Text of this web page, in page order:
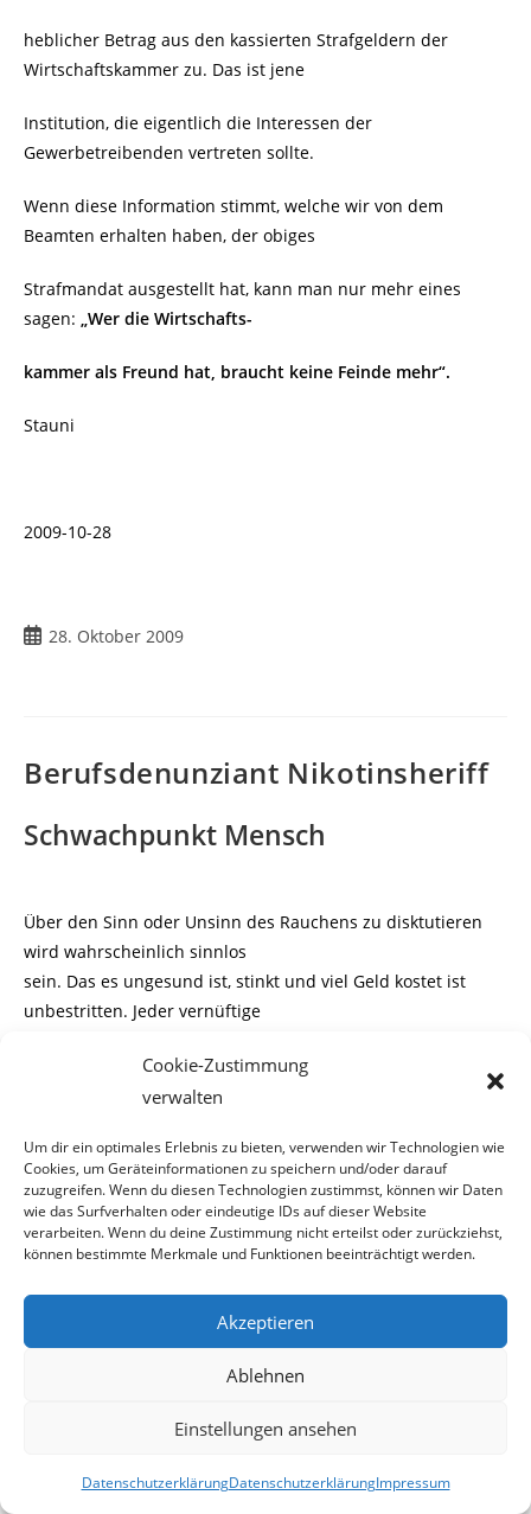
Cookie-Zustimmung
verwalten
Um dir ein optimales Erlebnis zu bieten, verwenden wir Technologien wie
Cookies, um Geräteinformationen zu speichern und/oder darauf
zuzugreifen. Wenn du diesen Technologien zustimmst, können wir Daten
wie das Surfverhalten oder eindeutige IDs auf dieser Website
verarbeiten. Wenn du deine Zustimmung nicht erteilst oder zurückziehst,
können bestimmte Merkmale und Funktionen beeinträchtigt werden.
Akzeptieren
Ablehnen
Einstellungen ansehen
DatenschutzerklärungDatenschutzerklärungImpressum
heblicher Betrag aus den kassierten Strafgeldern der
Wirtschaftskammer zu. Das ist jene
Institution, die eigentlich die Interessen der
Gewerbetreibenden vertreten sollte.
Wenn diese Information stimmt, welche wir von dem
Beamten erhalten haben, der obiges
Strafmandat ausgestellt hat, kann man nur mehr eines
sagen: „Wer die Wirtschafts-
kammer als Freund hat, braucht keine Feinde mehr“.
Stauni
2009-10-28
Beitrag
28. Oktober 2009
Berufsdenunziant Nikotinsheriff
Schwachpunkt Mensch
Über den Sinn oder Unsinn des Rauchens zu disktutieren
wird wahrscheinlich sinnlos
sein. Das es ungesund ist, stinkt und viel Geld kostet ist
unbestritten. Jeder vernüftige
die Unvernunft ist eben eine
Schwäche der Menschheit.
Wenn man davon ausgeht das Rauchen wirklich so extrem
schädlich für Aktiv – und
Passivraucher ist, wäre es doch vernünftiger Nikotin zur
illegalen Droge zu erklären
Dem Finanzminister scheint die Gesundheit seiner
rauchenden Mitbürger aber nicht
so wirklich am Herzen zu liegen, verdient er doch bei jeder
Zwei Fliegen mit einer Klappe
Strafverfolgung erstaunlich ist.